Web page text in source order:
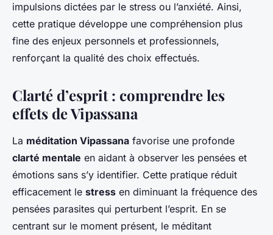
impulsions dictées par le stress ou l’anxiété. Ainsi,
cette pratique développe une compréhension plus
fine des enjeux personnels et professionnels,
renforçant la qualité des choix effectués.
Clarté d’esprit : comprendre les
effets de Vipassana
La méditation Vipassana favorise une profonde
clarté mentale en aidant à observer les pensées et
émotions sans s’y identifier. Cette pratique réduit
efficacement le stress en diminuant la fréquence des
pensées parasites qui perturbent l’esprit. En se
centrant sur le moment présent, le méditant